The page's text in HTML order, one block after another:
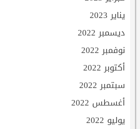
يناير 2023
ديسمبر 2022
نوفمبر 2022
أكتوبر 2022
سبتمبر 2022
أغسطس 2022
يوليو 2022